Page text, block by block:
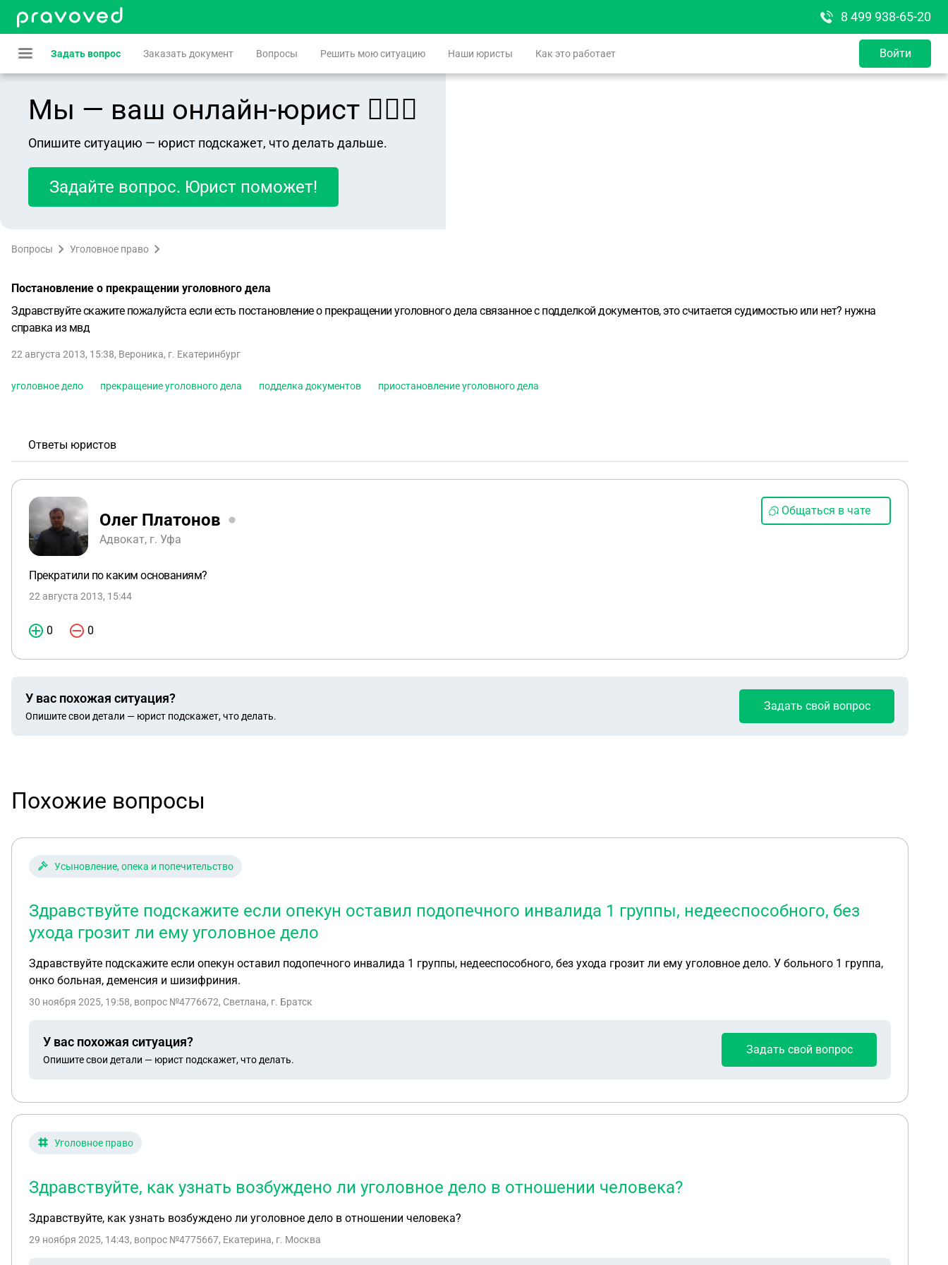
8 499 938-65-20
Задать вопрос Заказать документ Вопросы Решить мою ситуацию Наши юристы Как это работает Войти
Мы — ваш онлайн-юрист 👨🏻‍⚖️
Опишите ситуацию — юрист подскажет, что делать дальше.
Задайте вопрос. Юрист поможет!
Вопросы Уголовное право
Постановление о прекращении уголовного дела
Здравствуйте скажите пожалуйста если есть постановление о прекращении уголовного дела связанное с подделкой документов, это считается судимостью или нет? нужна
справка из мвд
22 августа 2013, 15:38, Вероника, г. Екатеринбург
уголовное дело прекращение уголовного дела подделка документов приостановление уголовного дела
Ответы юристов
Олег Платонов
Адвокат, г. Уфа
Общаться в чате
Прекратили по каким основаниям?
22 августа 2013, 15:44
0 0
У вас похожая ситуация?
Опишите свои детали — юрист подскажет, что делать.
Задать свой вопрос
Похожие вопросы
Усыновление, опека и попечительство
Здравствуйте подскажите если опекун оставил подопечного инвалида 1 группы, недееспособного, без
ухода грозит ли ему уголовное дело
Здравствуйте подскажите если опекун оставил подопечного инвалида 1 группы, недееспособного, без ухода грозит ли ему уголовное дело. У больного 1 группа,
онко больная, деменсия и шизифриния.
30 ноября 2025, 19:58, вопрос №4776672, Светлана, г. Братск
У вас похожая ситуация?
Опишите свои детали — юрист подскажет, что делать.
Задать свой вопрос
Уголовное право
Здравствуйте, как узнать возбуждено ли уголовное дело в отношении человека?
Здравствуйте, как узнать возбуждено ли уголовное дело в отношении человека?
29 ноября 2025, 14:43, вопрос №4775667, Екатерина, г. Москва